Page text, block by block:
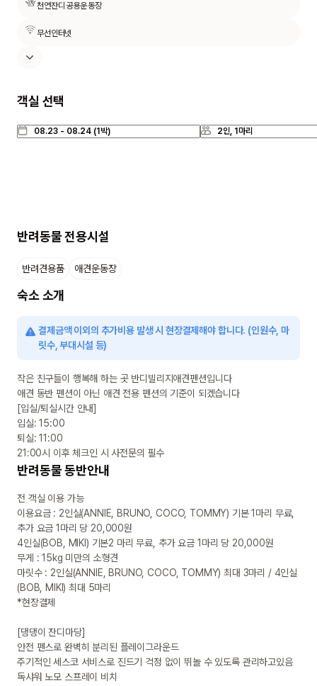
천연잔디 공용운동장
무선인터넷
객실 선택
반려동물 전용시설
반려견용품 애견운동장
숙소 소개
결제금액 이외의 추가비용 발생 시 현장결제해야 합니다. (인원수, 마
릿수, 부대시설 등)
작은 친구들이 행복해 하는 곳 반디빌리지애견펜션입니다
애견 동반 펜션이 아닌 애견 전용 펜션의 기준이 되겠습니다
[입실/퇴실시간 안내]
입실: 15:00
퇴실: 11:00
21:00시 이후 체크인 시 사전문의 필수
반려동물 동반안내
전 객실 이용 가능
이용요금 : 2인실(ANNIE, BRUNO, COCO, TOMMY) 기본 1마리 무료,
추가 요금 1마리 당 20,000원
4인실(BOB, MIKI) 기본2 마리 무료, 추가 요금 1마리 당 20,000원
무게 : 15kg 미만의 소형견
마릿수 : 2인실(ANNIE, BRUNO, COCO, TOMMY) 최대 3마리 / 4인실
(BOB, MIKI) 최대 5마리
*현장결제
[댕댕이 잔디마당]
안전 펜스로 완벽히 분리된 플레이그라운드
주기적인 세스코 서비스로 진드기 걱정 없이 뛰놀 수 있도록 관리하고있음
독샤워 노모 스프레이 비치